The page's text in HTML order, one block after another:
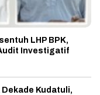
LHP BPK,
Investigatif
Kudatuli,